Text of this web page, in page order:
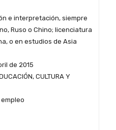
e interpretación, siempre
Ruso o Chino; licenciatura
o en estudios de Asia
de 2015
CULTURA Y